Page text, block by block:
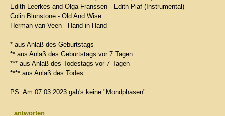
Edith Leerkes and Olga Franssen - Edith Piaf (Instrumental)
Colin Blunstone - Old And Wise
Herman van Veen - Hand in Hand
* aus Anlaß des Geburtstags
** aus Anlaß des Geburtstags vor 7 Tagen
*** aus Anlaß des Todestags vor 7 Tagen
**** aus Anlaß des Todes
PS: Am 07.03.2023 gab's keine "Mondphasen".
antworten